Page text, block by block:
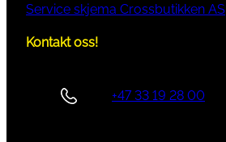
Service skjema Crossbutikken AS
Kontakt oss!
+47 33 19 28 00